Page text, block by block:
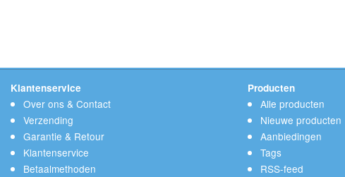
Klantenservice
Over ons & Contact
Verzending
Garantie & Retour
Klantenservice
Betaalmethoden
Producten
Alle producten
Nieuwe producten
Aanbiedingen
Tags
RSS-feed